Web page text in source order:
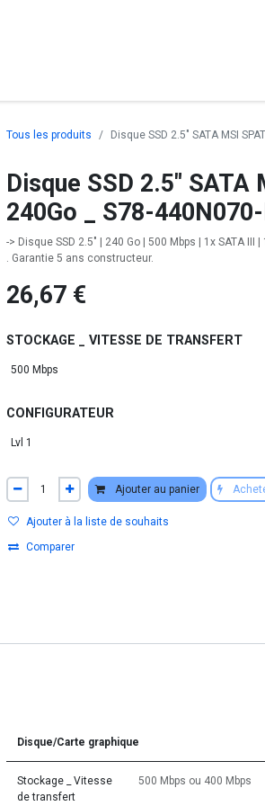
Tous les produits Disque SSD 2.5" SATA MSI
Disque SSD 2.5" SATA
240Go _ S78-
-> Disque SSD 2.5" | 240 Go | 500 Mbps | 1x SATA III
. Garantie 5 ans constructeur.
26,67 €
STOCKAGE _ VITESSE DE TRANSFERT
CONFIGURATEUR
Ajouter au panier
Ajouter à la liste de souhaits
Comparer
Disque/Carte graphique
Stockage _ Vitesse
de transfert
500 Mbps ou 400 Mbps